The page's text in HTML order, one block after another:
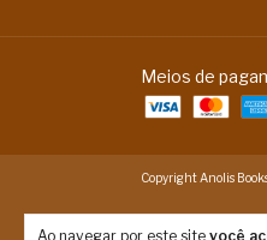
Ao navegar por este site você
Meios de
Copyright Anolis